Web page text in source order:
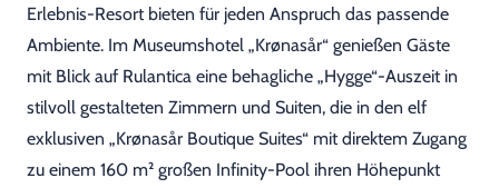
Erlebnis-Resort bieten für jeden Anspruch das passende
Ambiente. Im Museumshotel „Krønasår“ genießen Gäste
mit Blick auf Rulantica eine behagliche „Hygge“-Auszeit in
stilvoll gestalteten Zimmern und Suiten, die in den elf
exklusiven „Krønasår Boutique Suites“ mit direktem Zugang
zu einem 160 m² großen Infinity-Pool ihren Höhepunkt